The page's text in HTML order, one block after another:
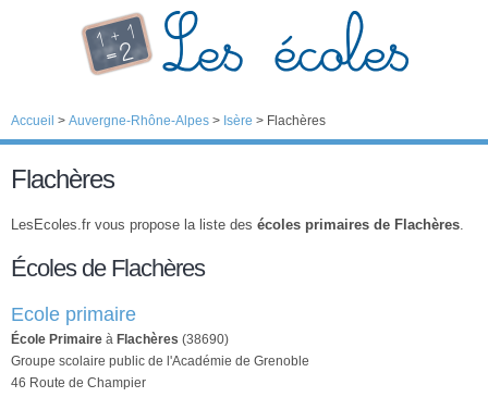
Accueil > Auvergne-Rhône-Alpes > Isère > Flachères
Flachères
LesEcoles.fr vous propose la liste des écoles primaires de Flachères.
Écoles de Flachères
Ecole primaire
École Primaire à Flachères (38690)
Groupe scolaire public de l'Académie de Grenoble
46 Route de Champier